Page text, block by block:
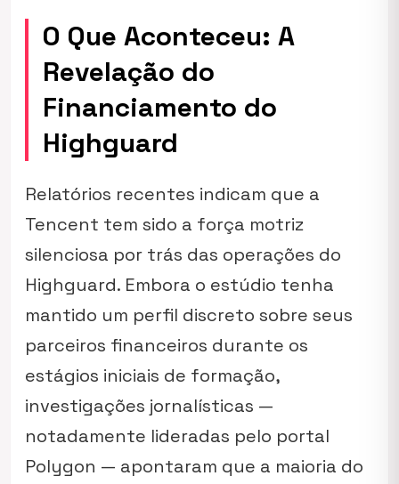
O Que Aconteceu: A
Revelação do
Financiamento do
Highguard
Relatórios recentes indicam que a
Tencent tem sido a força motriz
silenciosa por trás das operações do
Highguard. Embora o estúdio tenha
mantido um perfil discreto sobre seus
parceiros financeiros durante os
estágios iniciais de formação,
investigações jornalísticas —
notadamente lideradas pelo portal
Polygon — apontaram que a maioria do